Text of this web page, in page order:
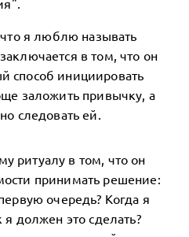
я люблю называть
в том, что он
способ инициировать
заложить привычку, а
следовать ей.
ритуалу в том, что он
принимать решение:
очередь? Когда я
я должен это сделать?